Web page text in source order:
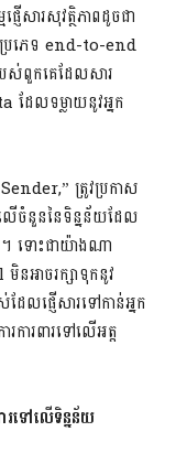
ញើសារសុវត្ថិភាពដូចជា
ភេទ end-to-end
ស់ពួកគេដែលសារ
ែលទម្លាយនូវអ្នក
ត្រូវប្រកាស
ចំនួននៃទិន្នន័យដែល
ទោះជាយ៉ាងណា
នអាចរក្សាទុកនូវ
លផ្ញើសារទៅកាន់អ្នក
ការពារទៅលើអត្ត
ទៅលើទិន្នន័យ